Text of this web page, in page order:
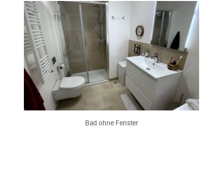
Bad ohne Fenster